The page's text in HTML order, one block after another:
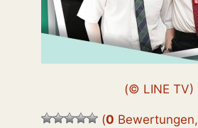
(© LINE TV)
(0 Bewertungen,